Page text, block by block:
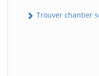
Trouver chantier